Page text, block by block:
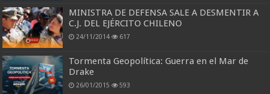
MINISTRA DE DEFENSA SALE A DESMENTIR A
C.J. DEL EJÉRCITO CHILENO
24/11/2014 617
Tormenta Geopolítica: Guerra en el Mar de
Drake
26/01/2015 593